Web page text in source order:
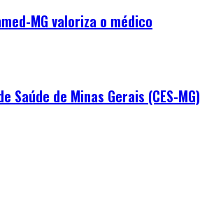
MG valoriza o médico
Saúde de Minas Gerais (CES-MG)